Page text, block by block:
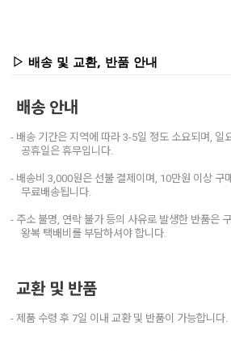
▷ 배송 및 교환, 반품 안내
배송 안내
- 배송 기간은 지역에 따라 3-5일 정도 소요되며, 일
공휴일은 휴무입니다.
- 배송비 3,000원은 선불 결제이며, 10만원 이상 구
무료배송됩니다.
- 주소 불명, 연락 불가 등의 사유로 발생한 반품은
왕복 택배비를 부담하셔야 합니다.
교환 및 반품
- 제품 수령 후 7일 이내 교환 및 반품이 가능합니다.